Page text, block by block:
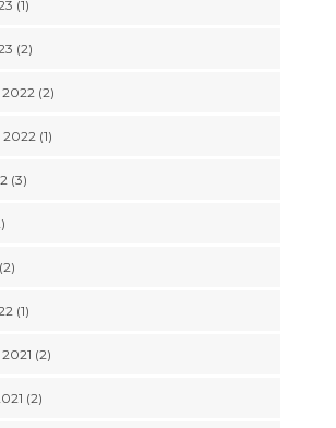
(1)
(2)
2022(2)
2022(1)
(3)
(1)
(2)
(2)